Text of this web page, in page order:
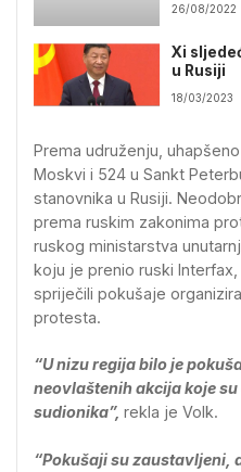
26/08/2022
Xi
u Rusiji
18/03/2023
Prema udruženju,
Moskvi i 524 u Sankt
stanovnika u Rusiji.
prema ruskim zakonima
ruskog ministarstva
koju je prenio ruski
spriječili pokušaje
protesta.
“U nizu regija bilo je
neovlaštenih akcija koje
sudionika”, rekla je Volk.
“Pokušaji su zaustavljeni,